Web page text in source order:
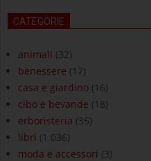
CATEGORIE
animali (32)
benessere (17)
casa e giardino (16)
cibo e bevande (18)
erboristeria (35)
libri (1.036)
moda e accessori (3)